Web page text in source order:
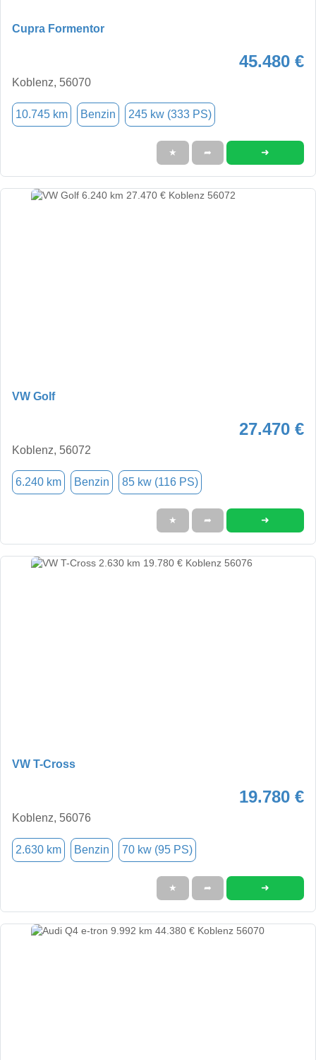
Cupra Formentor
45.480 €
Koblenz, 56070
10.745 km Benzin 245 kw (333 PS)
★ ➦ ➜
VW Golf
27.470 €
Koblenz, 56072
6.240 km Benzin 85 kw (116 PS)
★ ➦ ➜
VW T-Cross
19.780 €
Koblenz, 56076
2.630 km Benzin 70 kw (95 PS)
★ ➦ ➜